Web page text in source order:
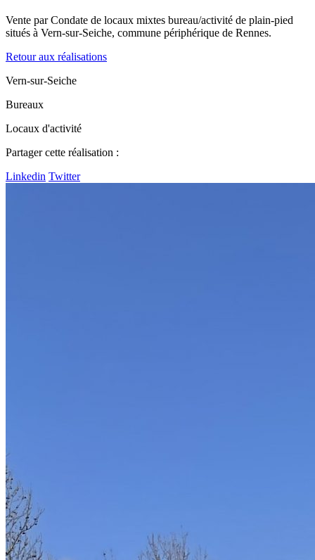
Vente par Condate de locaux mixtes bureau/activité de plain-pied
situés à Vern-sur-Seiche, commune périphérique de Rennes.
Retour aux réalisations
Vern-sur-Seiche
Bureaux
Locaux d'activité
Partager cette réalisation :
Linkedin Twitter